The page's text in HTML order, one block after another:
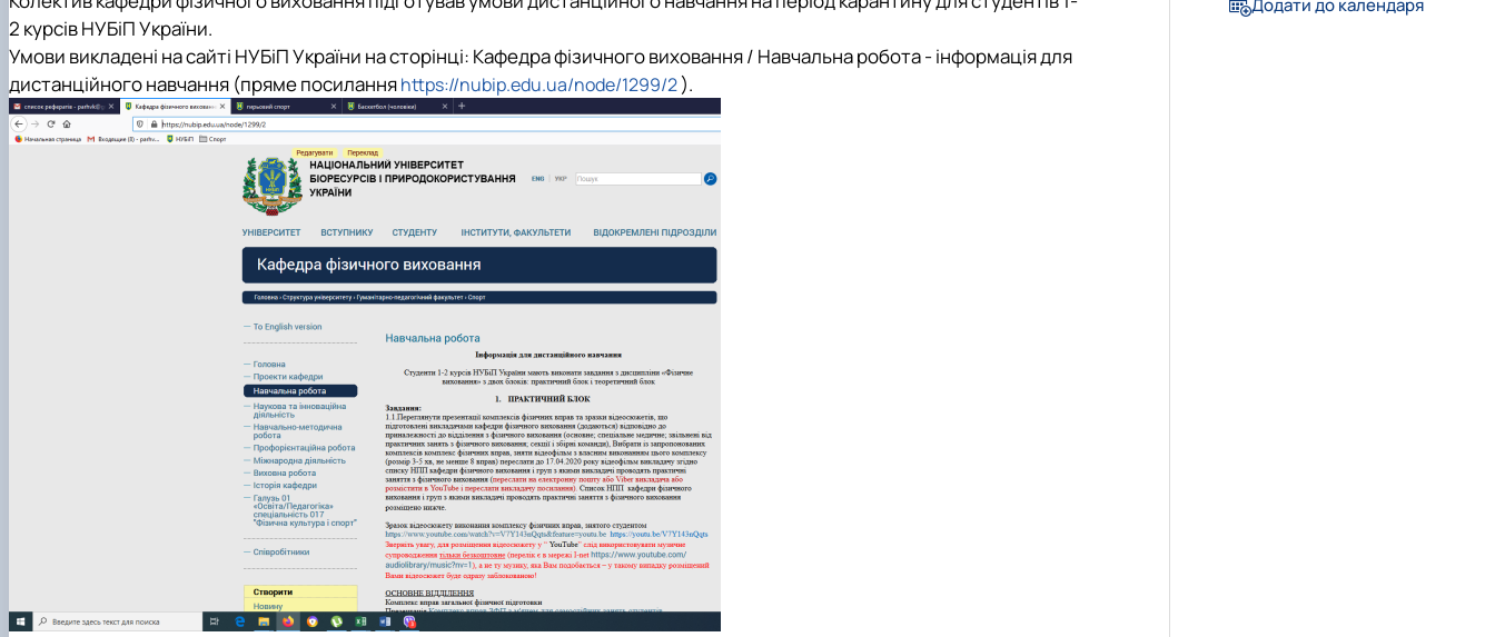
Опитування
Про нас
Рада роботодавців
Накази про затвердження тем кваліфікаційних робіт
Сторінка магістра
Навчальна робота
Соціальна стипендія
Студенту
Студентська організація
2 курсів НУБіП України.
Умови викладені на сайті НУБіП України на сторінці: Кафедра фізичного виховання / Навчальна робота-інформація для
дистанційного навчання (пряме посиланняhttps://nubip.edu.ua/node/1299/2).
Додати до календаря